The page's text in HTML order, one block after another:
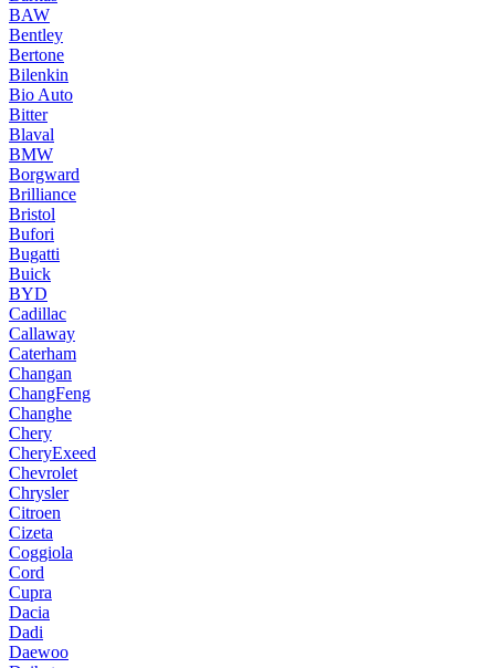
BAW
Bentley
Bertone
Bilenkin
Bio Auto
Bitter
Blaval
BMW
Borgward
Brilliance
Bristol
Bufori
Bugatti
Buick
BYD
Cadillac
Callaway
Caterham
Changan
ChangFeng
Changhe
Chery
CheryExeed
Chevrolet
Chrysler
Citroen
Cizeta
Coggiola
Cord
Cupra
Dacia
Dadi
Daewoo